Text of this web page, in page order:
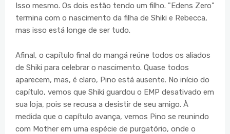
Isso mesmo. Os dois estão tendo um filho. "Edens Zero"
termina com o nascimento da filha de Shiki e Rebecca,
mas isso está longe de ser tudo.
Afinal, o capítulo final do mangá reúne todos os aliados
de Shiki para celebrar o nascimento. Quase todos
aparecem, mas, é claro, Pino está ausente. No início do
capítulo, vemos que Shiki guardou o EMP desativado em
sua loja, pois se recusa a desistir de seu amigo. À
medida que o capítulo avança, vemos Pino se reunindo
com Mother em uma espécie de purgatório, onde o